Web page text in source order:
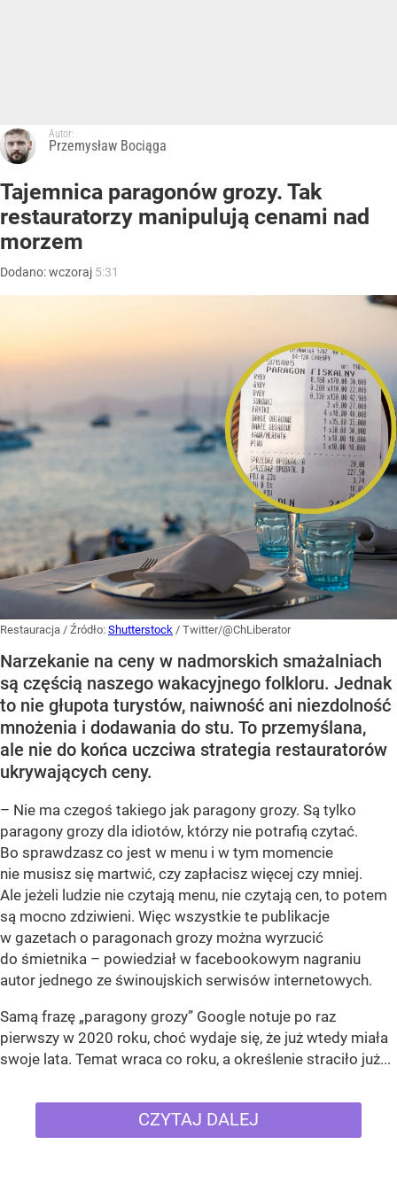
Autor:
Przemysław Bociąga
Tajemnica paragonów grozy. Tak
restauratorzy manipulują cenami nad
morzem
Dodano:wczoraj 5:31
Restauracja / Źródło: Shutterstock / Twitter/@ChLiberator
Narzekanie na ceny w nadmorskich smażalniach
są częścią naszego wakacyjnego folkloru. Jednak
to nie głupota turystów, naiwność ani niezdolność
mnożenia i dodawania do stu. To przemyślana,
ale nie do końca uczciwa strategia restauratorów
ukrywających ceny.
– Nie ma czegoś takiego jak paragony grozy. Są tylko
paragony grozy dla idiotów, którzy nie potrafią czytać.
Bo sprawdzasz co jest w menu i w tym momencie
nie musisz się martwić, czy zapłacisz więcej czy mniej.
Ale jeżeli ludzie nie czytają menu, nie czytają cen, to potem
są mocno zdziwieni. Więc wszystkie te publikacje
w gazetach o paragonach grozy można wyrzucić
do śmietnika – powiedział w facebookowym nagraniu
autor jednego ze świnoujskich serwisów internetowych.
Samą frazę „paragony grozy” Google notuje po raz
pierwszy w 2020 roku, choć wydaje się, że już wtedy miała
swoje lata. Temat wraca co roku, a określenie straciło już...
CZYTAJ DALEJ